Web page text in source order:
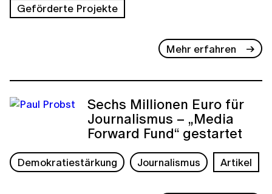
Geförderte Projekte
Mehr erfahren
Sechs Millionen Euro für
Journalismus – „Media
Forward Fund“ gestartet
Demokratiestärkung Journalismus Artikel